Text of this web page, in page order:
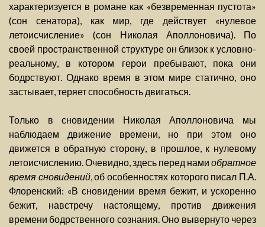
характеризуется в романе как «безвременная пустота»
(сон сенатора), как мир, где действует «нулевое
летоисчисление» (сон Николая Аполлоновича). По
своей пространственной структуре он близок к условно-
реальному, в котором герои пребывают, пока они
бодрствуют. Однако время в этом мире статично, оно
застывает, теряет способность двигаться.
Только в сновидении Николая Аполлоновича мы
наблюдаем движение времени, но при этом оно
движется в обратную сторону, в прошлое, к нулевому
летоисчислению. Очевидно, здесь перед нами обратное
время сновидений, об особенностях которого писал П.А.
Флоренский: «В сновидении время бежит, и ускоренно
бежит, навстречу настоящему, против движения
времени бодрственного сознания. Оно вывернуто через